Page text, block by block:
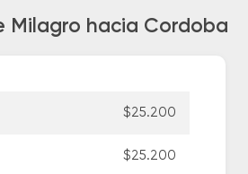
Milagro hacia Cordoba
$25.200
$25.200